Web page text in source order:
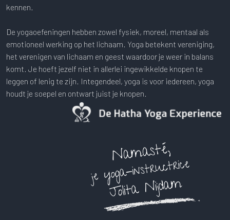
kennen.
De yogaoefeningen hebben zowel fysiek, moreel, mentaal als
emotioneel werking op het lichaam. Yoga betekent vereniging,
het verenigen van lichaam en geest waardoor je weer in balans
komt. Je hoeft jezelf niet in allerlei ingewikkelde knopen te
leggen of lenig te zijn. Integendeel, yoga is voor iedereen, yoga
houdt je soepel en ontwart juist je knopen.